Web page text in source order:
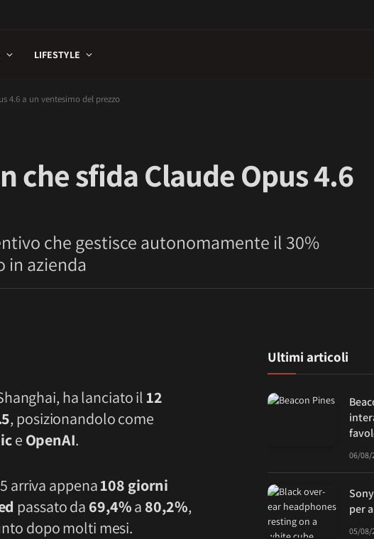
LIFESTYLE
4.6 a un ventesimo del prezzo
che sfida Claude Opus 4.6
che gestisce autonomamente il 30%
in azienda
ha lanciato il12
, posizionandolo come
e OpenAI.
arriva appena108 giorni
passato da 69,4%a 80,2%,
dopo molti mesi.
Ultimi articoli
06/08/
per
05/08/